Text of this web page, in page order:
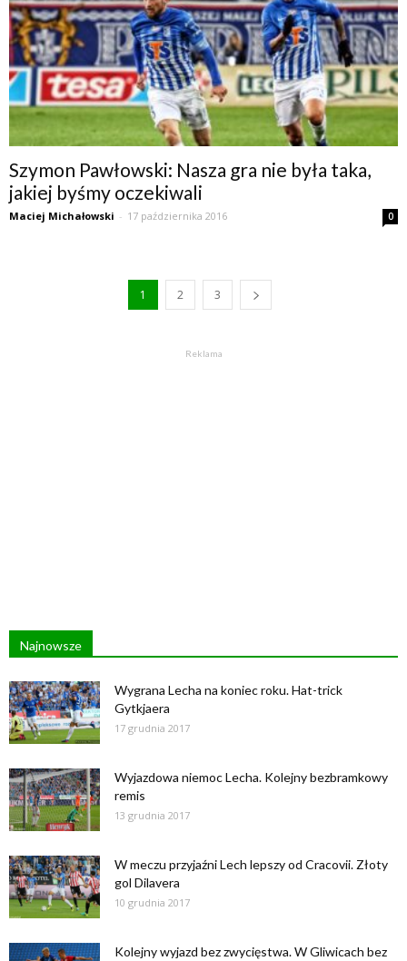
Szymon Pawłowski: Nasza gra nie była taka,
jakiej byśmy oczekiwali
Maciej Michałowski - 17 października 2016 0
1 2 3
Reklama
Najnowsze
Wygrana Lecha na koniec roku. Hat-trick
Gytkjaera
17 grudnia 2017
Wyjazdowa niemoc Lecha. Kolejny bezbramkowy
remis
13 grudnia 2017
W meczu przyjaźni Lech lepszy od Cracovii. Złoty
gol Dilavera
10 grudnia 2017
Kolejny wyjazd bez zwycięstwa. W Gliwicach bez